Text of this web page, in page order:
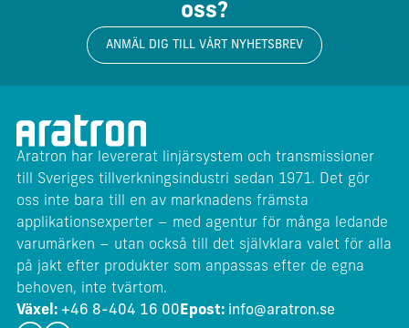
oss?
ANMÄL DIG TILL VÅRT NYHETSBREV
Aratron har levererat linjärsystem och transmissioner
till Sveriges tillverkningsindustri sedan 1971. Det gör
oss inte bara till en av marknadens främsta
applikationsexperter – med agentur för många ledande
varumärken – utan också till det självklara valet för alla
på jakt efter produkter som anpassas efter de egna
behoven, inte tvärtom.
Växel:+46 8-404 16 00Epost:info@aratron.se